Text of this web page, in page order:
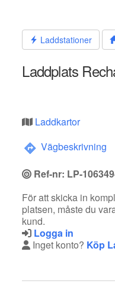
innehållet Laddstationer
Laddplats
Laddkartor
Vägbeskrivning
Ref-nr: LP-
För att skicka in
platsen, måste du
kund.
Logga in
Inget konto? Köp